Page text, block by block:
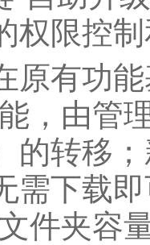
权限控
原有功
能，由
的转移
需下载
件夹容